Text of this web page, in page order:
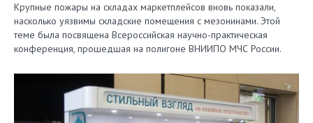
Крупные пожары на складах маркетплейсов вновь показали,
насколько уязвимы складские помещения с мезонинами. Этой
теме была посвящена Всероссийская научно-практическая
конференция, прошедшая на полигоне ВНИИПО МЧС России.